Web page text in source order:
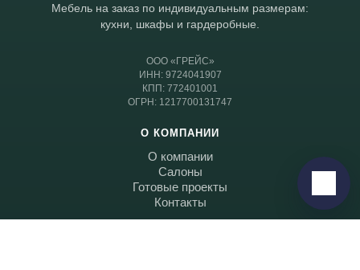
Мебель на заказ по индивидуальным размерам:
кухни, шкафы и гардеробные.
ООО «ГРЕЙС»
ИНН: 9724041907
КПП: 772401001
ОГРН: 1217700131747
О КОМПАНИИ
О компании
Салоны
Готовые проекты
Контакты
Ответим в Telegram
MAX
Ответим в MAX
Ответим во ВКонтакте
Написать